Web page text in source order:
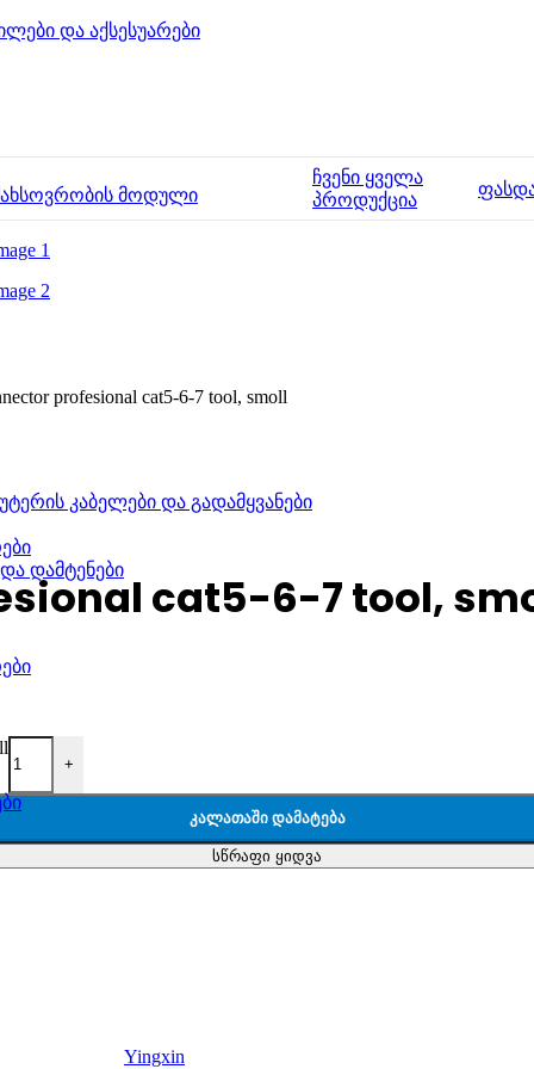
და აქსესუარები
მოდული
კაბელები და გადამყვანები
დამტენები
ჩვენი ყველა
პროდუქცია
profesional cat5-6-7 tool, smoll
cat5-6-7 tool,
+
ᲙᲐᲚᲐᲗᲐᲨᲘ ᲓᲐᲛᲐᲢᲔᲑᲐ
სწრაფი ყიდვა
Yingxin